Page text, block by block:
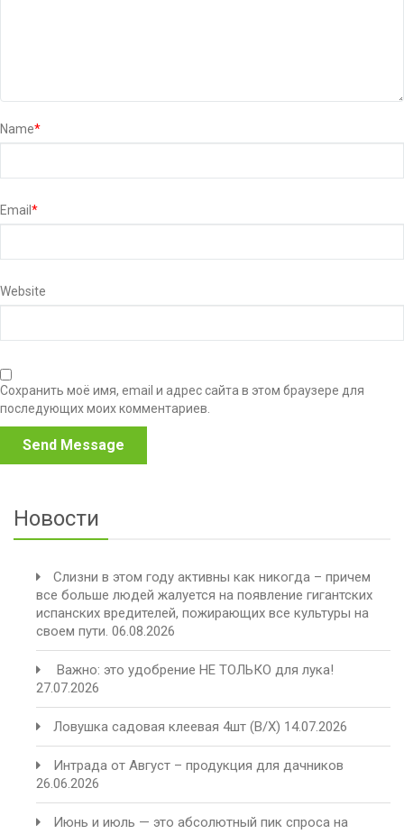
Name*
Email *
Website
Сохранить моё имя, email и адрес сайта в этом браузере для
последующих моих комментариев.
Новости
Слизни в этом году активны как никогда – причем
все больше людей жалуется на появление гигантских
испанских вредителей, пожирающих все культуры на
своем пути. 06.08.2026
️ Важно: это удобрение НЕ ТОЛЬКО для лука!
27.07.2026
Ловушка садовая клеевая 4шт (В/Х) 14.07.2026
Интрада от Август – продукция для дачников
26.06.2026
Июнь и июль — это абсолютный пик спроса на